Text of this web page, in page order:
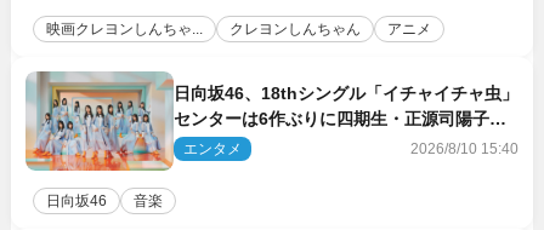
映画クレヨンしんちゃ... クレヨンしんちゃん アニメ
日向坂46、18thシングル「イチャイチャ虫」
センターは6作ぶりに四期生・正源司陽子
新ビジュアル解禁
エンタメ 2026/8/10 15:40
日向坂46 音楽